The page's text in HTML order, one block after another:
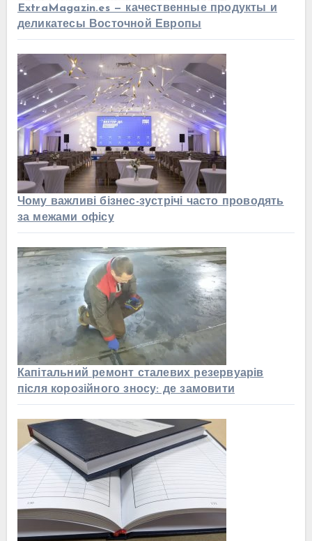
ExtraMagazin.es — качественные продукты и
деликатесы Восточной Европы
Чому важливі бізнес-зустрічі часто проводять
за межами офісу
Капітальний ремонт сталевих резервуарів
після корозійного зносу: де замовити